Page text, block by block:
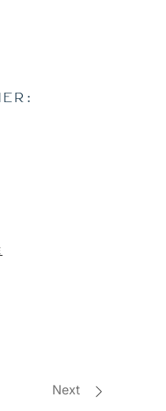
Next